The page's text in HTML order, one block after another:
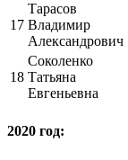
17
Тарасов
Владимир
Александрович
18
Соколенко
Татьяна
Евгеньевна
2020 год: